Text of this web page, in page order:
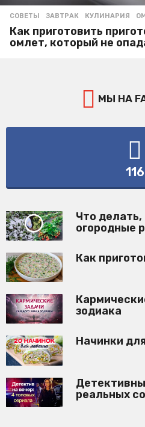
СОВЕТЫ ЗАВТРАК ,КУЛИНАРИЯ ,
Как приготовить
омлет, который не
МЫ НА
116
Что
огородные
Как
зодиака
Начинки
реальных